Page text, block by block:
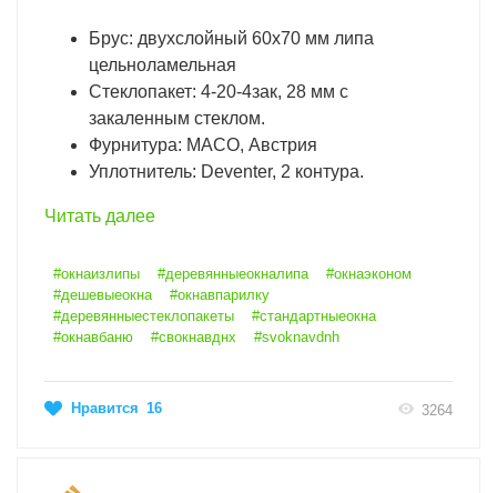
Брус: двухслойный 60х70 мм липа
цельноламельная
Стеклопакет: 4-20-4зак, 28 мм с
закаленным стеклом.
Фурнитура: MACO, Австрия
Уплотнитель: Deventer, 2 контура.
Читать далее
#окнаизлипы #деревянныеокналипа
#окнаэконом
#дешевыеокна
#окнавпарилку
#деревянныестеклопакеты
#стандартныеокна
#окнавбаню
#свокнавднх #svoknavdnh
Нравится 16 3264